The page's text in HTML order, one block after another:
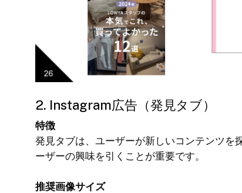
2. Instagram広告（発見タブ）
特徴
発見タブは、ユーザーが新しいコンテンツを
ーザーの興味を引くことが重要です。
推奨画像サイズ